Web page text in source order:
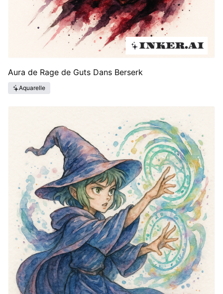
Aura de Rage de Guts Dans Berserk
Aquarelle